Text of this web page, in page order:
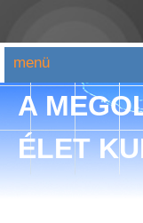
A
ÉLET
menü